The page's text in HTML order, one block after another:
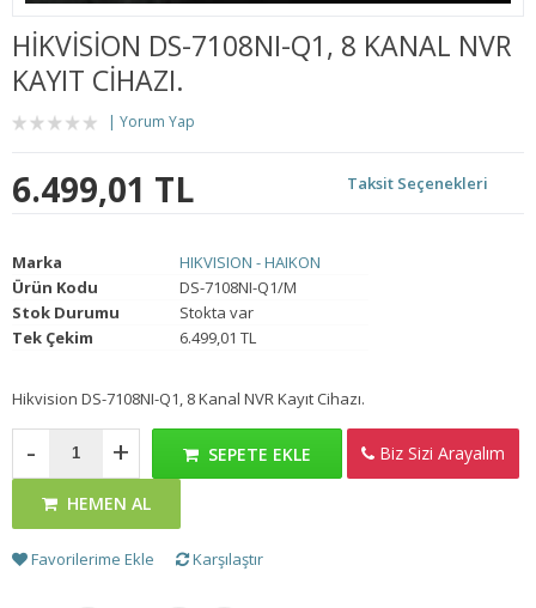
HIKVISION DS-7108NI-Q1, 8 KANAL NVR
KAYIT CIHAZI.
Yorum Yap
6.499,01 TL Taksit Seçenekleri
Marka
HIKVISION - HAIKON
Ürün Kodu
DS-7108NI-Q1/M
Stok Durumu
Stokta var
Tek Çekim
6.499,01 TL
Hikvision DS-7108NI-Q1, 8 Kanal NVR Kayıt Cihazı.
- + SEPETE EKLE
HEMEN AL
Favorilerime Ekle Karşılaştır
Biz Sizi Arayalım